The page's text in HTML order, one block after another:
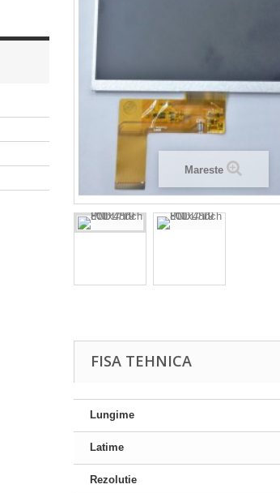
Mareste
FISA TEHNICA
Lungime
Latime
Rezolutie